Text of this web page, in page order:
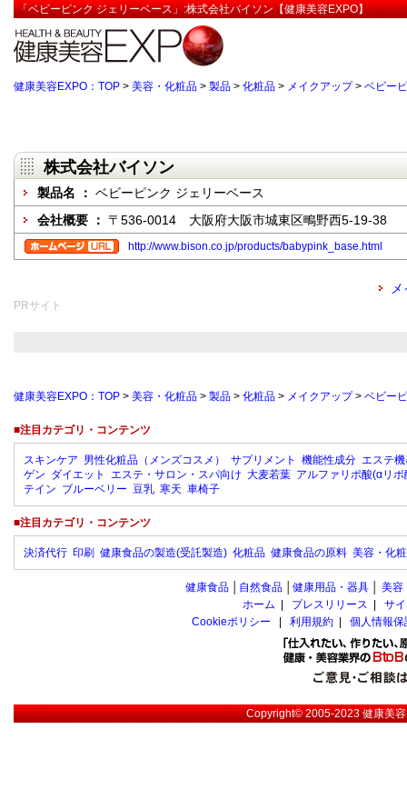
「ベビーピンク ジェリーベース」:株式会社バイソン【健康美容EXPO】
健康美容EXPO：TOP > 美容・化粧品 > 製品 > 化粧品 > メイクアップ> ベビー
株式会社バイソン
製品名 ： ベビーピンク ジェリーベース
会社概要 ： 〒536-0014 大阪府大阪市城東区鴫野西5-19-38
http://www.bison.co.jp/products/babypink_base.html
PRサイト
健康美容EXPO：TOP > 美容・化粧品 > 製品 > 化粧品 > メイクアップ> ベビー
■注目カテゴリ・コンテンツ
スキンケア 男性化粧品（メンズコスメ） サプリメント 機能性成分 エステ
ゲン ダイエット エステ・サロン・スパ向け 大麦若葉 アルファリポ酸(αリポ
テイン ブルーベリー 豆乳 寒天 車椅子
■注目カテゴリ・コンテンツ
決済代行 印刷 健康食品の製造(受託製造) 化粧品 健康食品の原料 美容・化
健康食品 自然食品 健康用品・器具 美容
ホーム
プレスリリース
サ
Cookieポリシー
利用規約 個人情報
Copyright© 2005-2023健康美